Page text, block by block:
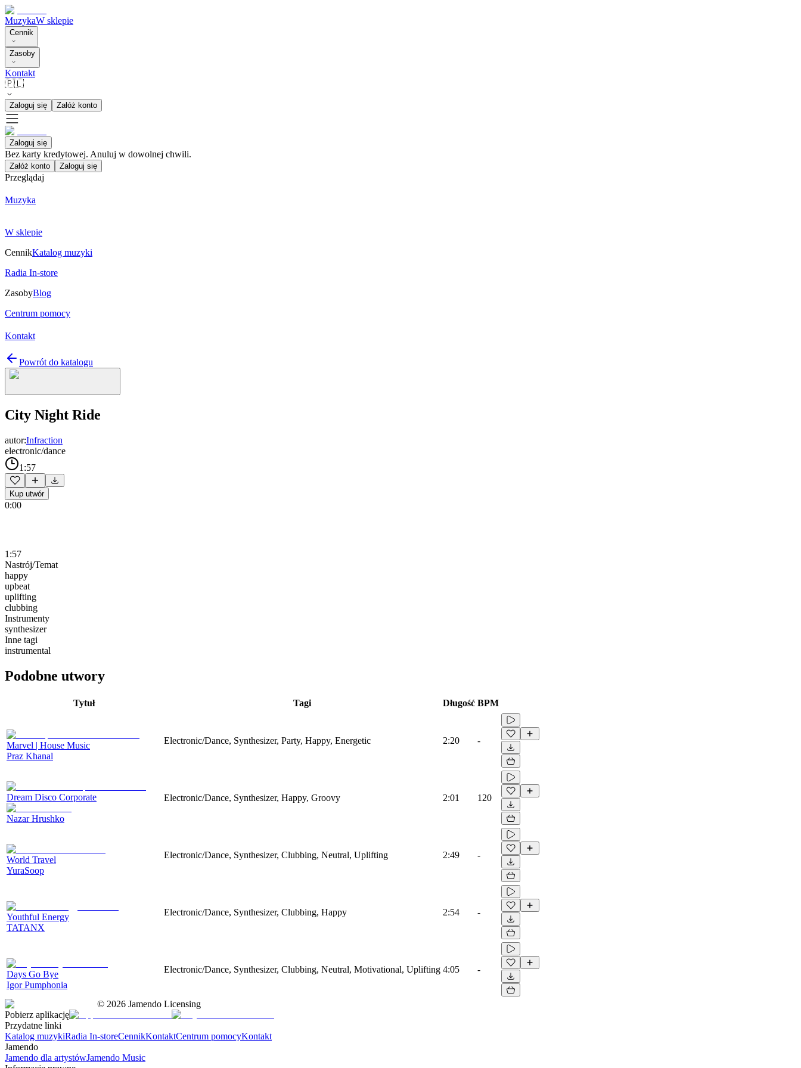
MuzykaW sklepie
Cennik
Zasoby
Kontakt
🇵🇱
Zaloguj się Załóż konto
Zaloguj się
Bez karty kredytowej. Anuluj w dowolnej chwili.
Załóż konto Zaloguj się
Przeglądaj
Muzyka
W sklepie
CennikKatalog muzyki
Radia In-store
ZasobyBlog
Centrum pomocy
Kontakt
Powrót do katalogu
City Night Ride
autor:Infraction
electronic/dance
1:57
Kup utwór
0:00
1:57
Nastrój/Temat
happy
upbeat
uplifting
clubbing
Instrumenty
synthesizer
Inne tagi
instrumental
Podobne utwory
Tytuł Tagi Długość BPM
Marvel | House Music
Praz Khanal
Electronic/Dance, Synthesizer, Party, Happy, Energetic 2:20 -
Dream Disco Corporate
Nazar Hrushko
Electronic/Dance, Synthesizer, Happy, Groovy 2:01 120
World Travel
YuraSoop
Electronic/Dance, Synthesizer, Clubbing, Neutral, Uplifting 2:49 -
Youthful Energy
TATANX
Electronic/Dance, Synthesizer, Clubbing, Happy 2:54 -
Days Go Bye
Igor Pumphonia
Electronic/Dance, Synthesizer, Clubbing, Neutral, Motivational, Uplifting 4:05 -
© 2026 Jamendo Licensing
Pobierz aplikację
Przydatne linki
Katalog muzykiRadia In-storeCennikKontaktCentrum pomocyKontakt
Jamendo
Jamendo dla artystówJamendo Music